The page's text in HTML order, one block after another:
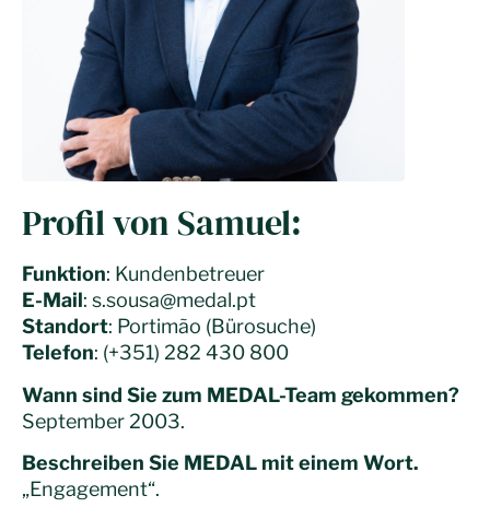
Profil von Samuel:
Funktion: Kundenbetreuer
E-Mail: s.sousa@medal.pt
Standort: Portimão (Bürosuche)
Telefon: (+351) 282 430 800
Wann sind Sie zum MEDAL-Team gekommen?
September 2003.
Beschreiben Sie MEDAL mit einem Wort.
„Engagement“.